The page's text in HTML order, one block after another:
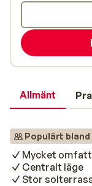
Allmänt
Populärt
Mycket
Centralt läge
Stor